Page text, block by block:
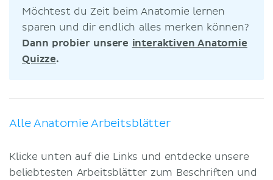
Möchtest du Zeit beim Anatomie lernen
sparen und dir endlich alles merken können?
Dann probier unsere interaktiven Anatomie
Quizze.
Alle Anatomie Arbeitsblätter
Klicke unten auf die Links und entdecke unsere
beliebtesten Arbeitsblätter zum Beschriften und